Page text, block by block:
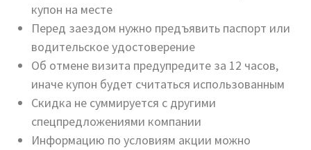
купон на месте
Перед заездом нужно предъявить паспорт или
водительское удостоверение
Об отмене визита предупредите за 12 часов,
иначе купон будет считаться использованным
Скидка не суммируется с другими
спецпредложениями компании
Информацию по условиям акции можно